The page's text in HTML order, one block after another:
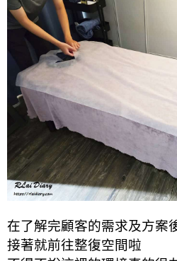
在了解完顧客的需求及方案
接著就前往整復空間啦